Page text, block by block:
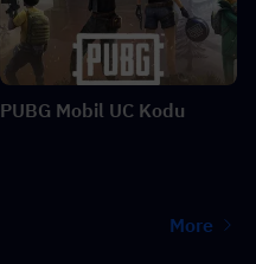
PUBG Mobil UC Kodu
More